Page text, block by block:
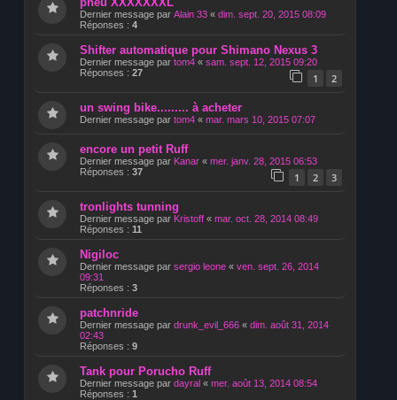
Dernier message par Alain 33 « dim. sept. 20, 2015 08:09
Réponses : 4
Shifter automatique pour Shimano Nexus 3
Dernier message par tom4 « sam. sept. 12, 2015 09:20
Réponses : 27 1 2
un swing bike......... à acheter
Dernier message par tom4 « mar. mars 10, 2015 07:07
encore un petit Ruff
Dernier message par Kanar « mer. janv. 28, 2015 06:53
Réponses : 37 1 2 3
tronlights tunning
Dernier message par Kristoff « mar. oct. 28, 2014 08:49
Réponses : 11
Nigiloc
Dernier message par sergio leone « ven. sept. 26, 2014
09:31
Réponses : 3
patchnride
Dernier message par drunk_evil_666 « dim. août 31, 2014
02:43
Réponses : 9
Tank pour Porucho Ruff
Dernier message par dayral « mer. août 13, 2014 08:54
Réponses : 1